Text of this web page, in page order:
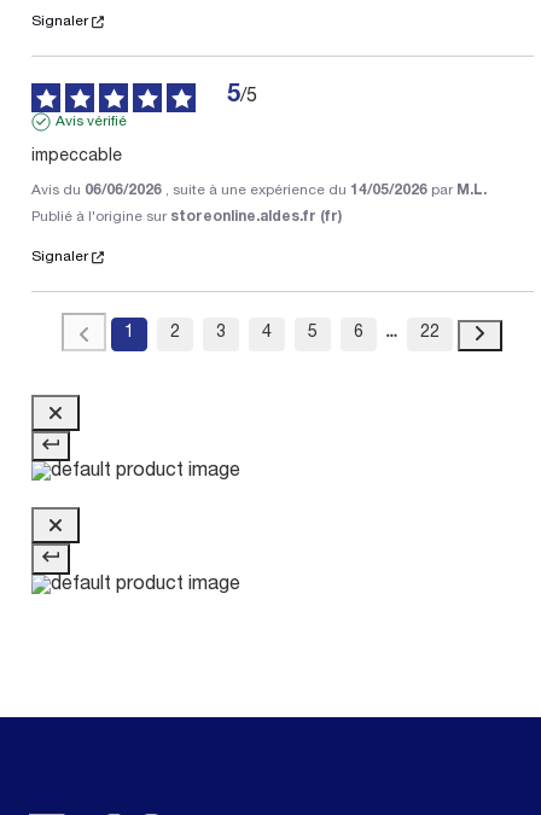
Signaler
5/5
Avis vérifié
impeccable
Avis du 06/06/2026 , suite à une expérience du 14/05/2026 par M.L.
Publié à l'origine sur storeonline.aldes.fr (fr)
Signaler
1 2 3 4 5 6 22